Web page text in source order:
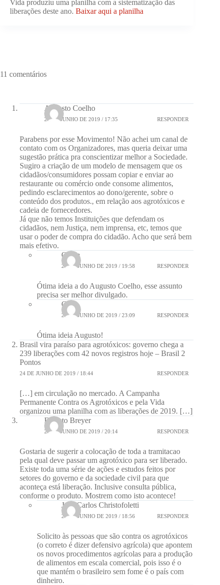
Vida produziu uma planilha com a sistematização das
liberações deste ano. Baixar aqui a planilha
11 comentários
Augusto Coelho
24 DE JUNHO DE 2019 / 17:35 RESPONDER
Parabens por esse Movimento! Não achei um canal de
contato com os Organizadores, mas queria deixar uma
sugestão prática pra conscientizar melhor a Sociedade.
Sugiro a criação de um modelo de mensagem que os
cidadãos/consumidores possam copiar e enviar ao
restaurante ou comércio onde consome alimentos,
pedindo esclarecimentos ao dono/gerente, sobre o
conteúdo dos produtos., em relação aos agrotóxicos e
cadeia de fornecedores.
Já que não temos Instituições que defendam os
cidadãos, nem Justiça, nem imprensa, etc, temos que
usar o poder de compra do cidadão. Acho que será bem
mais efetivo.
Olena
24 DE JUNHO DE 2019 / 19:58 RESPONDER
Ótima ideia a do Augusto Coelho, esse assunto
precisa ser melhor divulgado.
Celia
24 DE JUNHO DE 2019 / 23:09 RESPONDER
Ótima ideia Augusto!
Brasil vira paraíso para agrotóxicos: governo chega a
239 liberações com 42 novos registros hoje – Brasil 2
Pontos
24 DE JUNHO DE 2019 / 18:44 RESPONDER
[…] em circulação no mercado. A Campanha
Permanente Contra os Agrotóxicos e pela Vida
organizou uma planilha com as liberações de 2019. […]
Ernesto Breyer
24 DE JUNHO DE 2019 / 20:14 RESPONDER
Gostaria de sugerir a colocação de toda a tramitacao
pela qual deve passar um agrotóxico para ser liberado.
Existe toda uma série de ações e estudos feitos por
setores do governo e da sociedade civil para que
aconteça está liberação. Inclusive consulta pública,
conforme o produto. Mostrem como isto acontece!
Jose Carlos Christofoletti
25 DE JUNHO DE 2019 / 18:56 RESPONDER
Solicito às pessoas que são contra os agrotóxicos
(o correto é dizer defensivo agrícola) que apontem
os novos procedimentos agrícolas para a produção
de alimentos em escala comercial, pois isso é o
que mantém o brasileiro sem fome é o país com
dinheiro.